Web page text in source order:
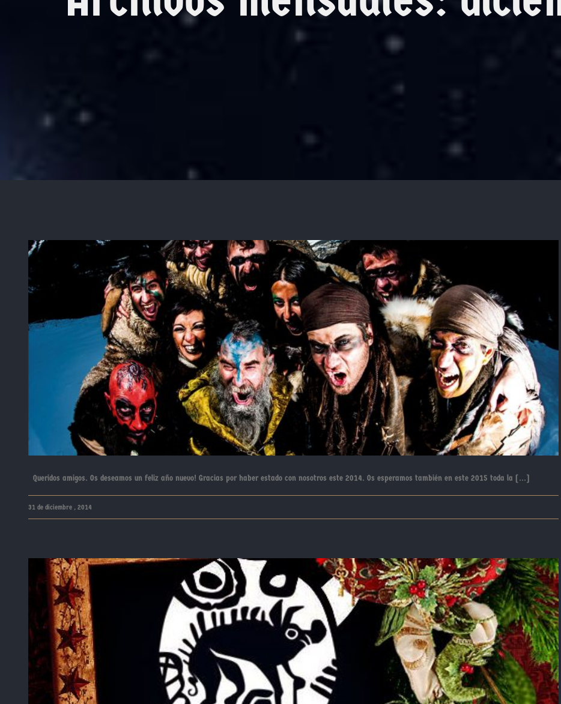
Queridos amigos. Os deseamos un feliz año nuevo! Gracias por haber estado con nosotros este 2014. Os esperamos también en este 2015 toda la [...]
31 de diciembre , 2014